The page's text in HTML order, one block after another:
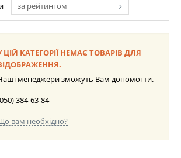
за рейтингом
ЦІЙ КАТЕГОРІЇ НЕМАЄ ТОВАРІВ ДЛЯ
менеджери зможуть Вам допомогти.
384-63-84
вам необхідно?